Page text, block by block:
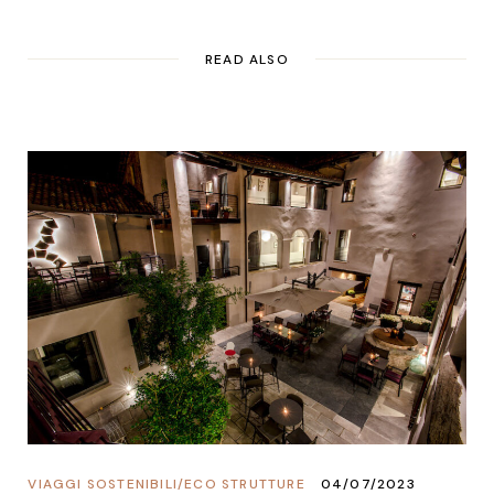
READ ALSO
ECO STRUTTURE
/
VIAGGI SOSTENIBILI 04/07/2023